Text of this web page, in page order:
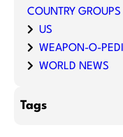
COUNTRY GROUPS
US
WEAPON-O-
WORLD NEWS
Tags